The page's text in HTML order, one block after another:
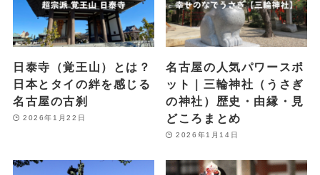
日泰寺（覚王山）とは？
日本とタイの絆を感じる
名古屋の古刹
2026年1月22日
名古屋の人気パワースポ
ット｜三輪神社（うさぎ
の神社）歴史・由縁・見
どころまとめ
2026年1月14日